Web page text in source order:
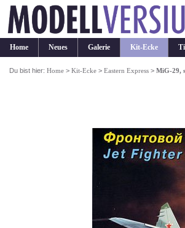
Home Neues Galerie Kit-Ecke
Du bist hier:Home >Kit-Ecke >Eastern Express >MiG-29,